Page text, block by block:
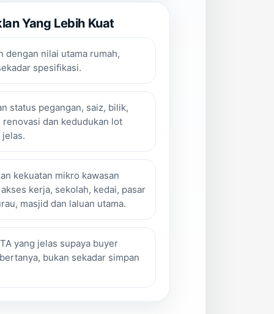
Yang Lebih Kuat
dengan nilai utama rumah,
spesifikasi.
status pegangan, saiz, bilik,
renovasi dan kedudukan lot
kekuatan mikro kawasan
kerja, sekolah, kedai, pasar
masjid dan laluan utama.
yang jelas supaya buyer
bukan sekadar simpan